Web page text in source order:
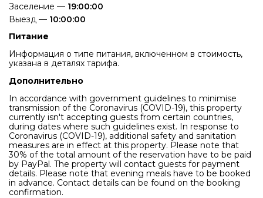
Заселение — 19:00:00
Выезд — 10:00:00
Питание
Информация о типе питания, включенном в стоимость,
указана в деталях тарифа.
Дополнительно
In accordance with government guidelines to minimise
transmission of the Coronavirus (COVID-19), this property
currently isn't accepting guests from certain countries,
during dates where such guidelines exist. In response to
Coronavirus (COVID-19), additional safety and sanitation
measures are in effect at this property. Please note that
30% of the total amount of the reservation have to be paid
by PayPal. The property will contact guests for payment
details. Please note that evening meals have to be booked
in advance. Contact details can be found on the booking
confirmation.